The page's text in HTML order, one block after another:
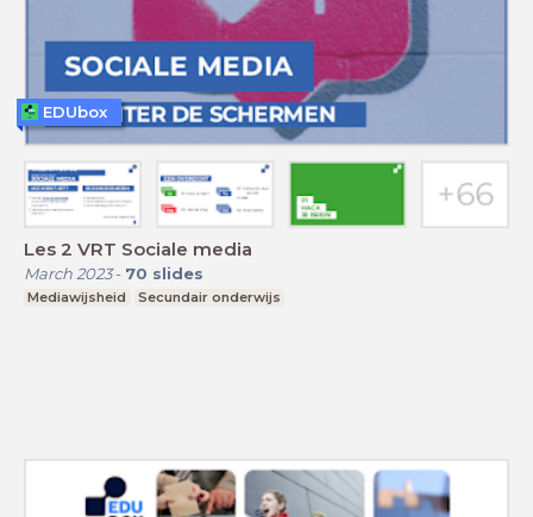
Les 2 VRT Sociale media
March 2023- 70 slides
Mediawijsheid Secundair onderwijs
EDUbox